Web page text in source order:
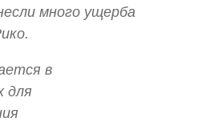
много ущерба
в
для